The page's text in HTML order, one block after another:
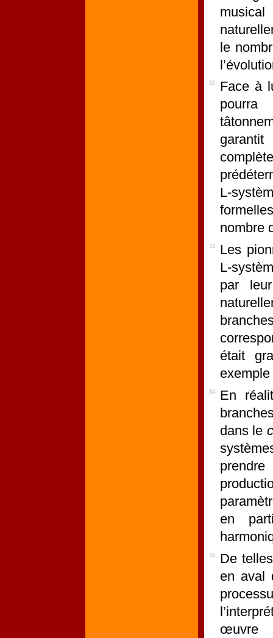
le
32
Face à
L-
nombre
33
Les
L-
par
était
34
En
dans le
en
35
De
en aval
œuvre